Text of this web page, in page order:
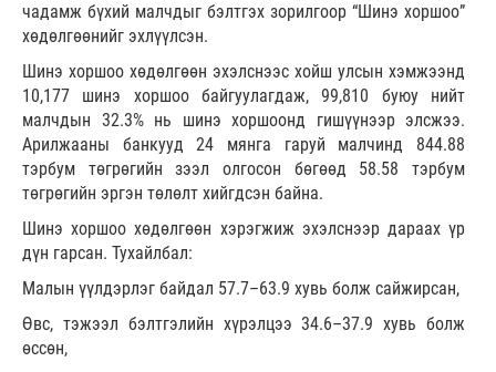
чадамж бүхий малчдыг бэлтгэх зорилгоор “Шинэ хоршоо”
хөдөлгөөнийг эхлүүлсэн.
Шинэ хоршоо хөдөлгөөн эхэлснээс хойш улсын хэмжээнд
10,177 шинэ хоршоо байгуулагдаж, 99,810 буюу нийт
малчдын 32.3% нь шинэ хоршоонд гишүүнээр элсжээ.
Арилжааны банкууд 24 мянга гаруй малчинд 844.88
тэрбум төгрөгийн зээл олгосон бөгөөд 58.58 тэрбум
төгрөгийн эргэн төлөлт хийгдсэн байна.
Шинэ хоршоо хөдөлгөөн хэрэгжиж эхэлснээр дараах үр
дүн гарсан. Тухайлбал:
Малын үүлдэрлэг байдал 57.7–63.9 хувь болж сайжирсан,
Өвс, тэжээл бэлтгэлийн хүрэлцээ 34.6–37.9 хувь болж
өссөн,